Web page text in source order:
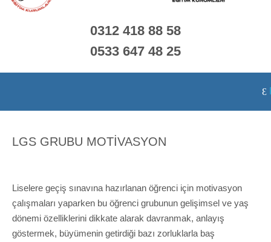
0312 418 88 58
0533 647 48 25
LGS GRUBU MOTİVASYON
Liselere geçiş sınavına hazırlanan öğrenci için motivasyon
çalışmaları yaparken bu öğrenci grubunun gelişimsel ve yaş
dönemi özelliklerini dikkate alarak davranmak, anlayış
göstermek, büyümenin getirdiği bazı zorluklarla baş